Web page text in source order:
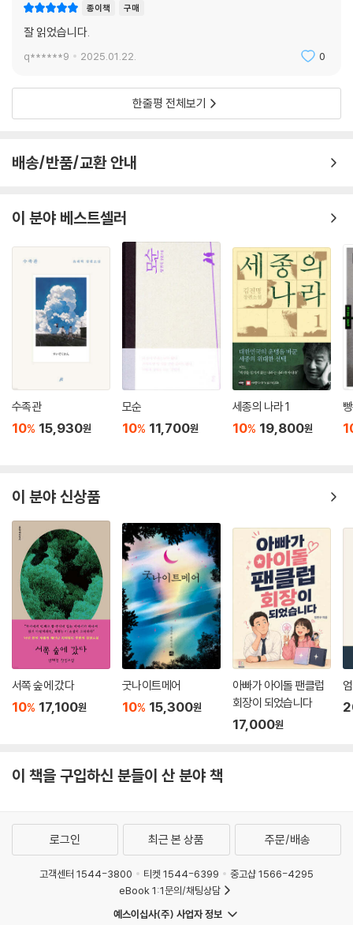
고자 했던 모든 개인의 투쟁을 대변한다. 소설 《연해주》는 김경천과 그의
시대를 경유해 현재의 대한민국을 구성하는 우리들, 바로 시민과 국민에
탄생에 관해 이야기하고 있다.
우리는 어디서 왔고 어디로 가고 있는가?
가. 평화, 독립 혹은 무엇? 잔인한 광경이었다. 역사는 이토록 잔인하고 냉
- 혁명을 좇아 연해주로 온 것은 운명이었다. 한 시대가 자신의 인생 속으
로 걸어 들어온 것도 운명이었다. 인간과 혁명이, 혁명과 시대가 운명과 맞
닿아 지피는 포연(砲煙)에 길을 잃을지라도 내처 가야 했다. 인생은 꿈과
현실의 접전(接戰)이 그리는 궤적이다. (360쪽)
소설 《칼의 노래》, 《하얼빈》 등을 쓴 작가 김훈은 이 책의 추천사에 “싸우
던 싸움을 끝까지 싸우는 사람들의 이야기이다. 언어의 길이 끝나는 자리
에서 사람들은 무기를 들었다. 모든 등장인물이 신민(臣民)에서 시민(市
民)으로 진화하려는 열망을 증언한다”(추천의 글 〈말과 총〉 중에서)고 썼
다. 그의 말처럼 송호근은 《연해주》를 통해 ‘제국’에서 ‘민국’으로 변화하던
세기, 그 요동치는 시대를 산 모든 이가 역사의 강을 온몸으로 건넜음을 도
도히 그리고 담담히 그려 낸다. 학문이 미처 밝히지 못한 진실의 영역을 문
답이 될 것이다.
종이책 구매
잘 읽었습니다.
q******9 2025.01.22. 0
한줄평 전체보기
배송/반품/교환 안내
이 분야 베스트셀러
수족관
10% 15,930원
모순
10% 11,700원
세종의 나라 1
10% 19,800원
이 분야 신상품
서쪽 숲에 갔다
10% 17,100원
굿나이트메어
10% 15,300원
아빠가 아이돌 팬클럽
회장이 되었습니다
17,000원
이 책을 구입하신 분들이 산 분야 책
로그인 최근 본 상품 주문/배송
고객센터 1544-3800 티켓 1544-6399
중고샵 1566-4295
eBook 1:1문의/채팅상담
예스이십사(주) 사업자 정보